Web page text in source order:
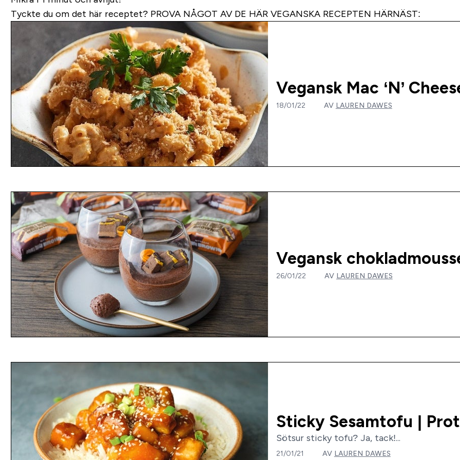
Tyckte du om det här receptet?PROVA NÅGOT AV DE HÄR VEGANSKA RECEPTEN HÄRNÄST:
Vegansk Mac ‘N’
18/01/22 AV LAUREN DAWES
Vegansk
26/01/22 AV LAUREN DAWES
Sticky Sesamtofu |
Sötsur sticky tofu? Ja, tack!...
21/01/21 AV LAUREN DAWES